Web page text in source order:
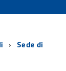
Sede di